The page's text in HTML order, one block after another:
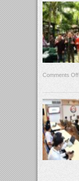
Comments Off